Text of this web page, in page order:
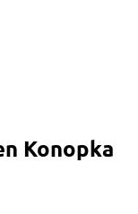
Konopka